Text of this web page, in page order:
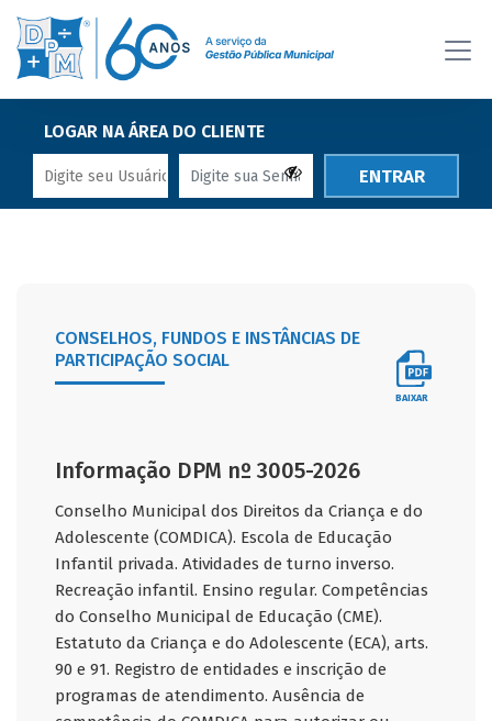
LOGAR NA ÁREA DO CLIENTE
ENTRAR
CONSELHOS, FUNDOS E INSTÂNCIAS DE
PARTICIPAÇÃO SOCIAL
BAIXAR
Informação DPM nº 3005-2026
Conselho Municipal dos Direitos da Criança e do
Adolescente (COMDICA). Escola de Educação
Infantil privada. Atividades de turno inverso.
Recreação infantil. Ensino regular. Competências
do Conselho Municipal de Educação (CME).
Estatuto da Criança e do Adolescente (ECA), arts.
90 e 91. Registro de entidades e inscrição de
programas de atendimento. Ausência de